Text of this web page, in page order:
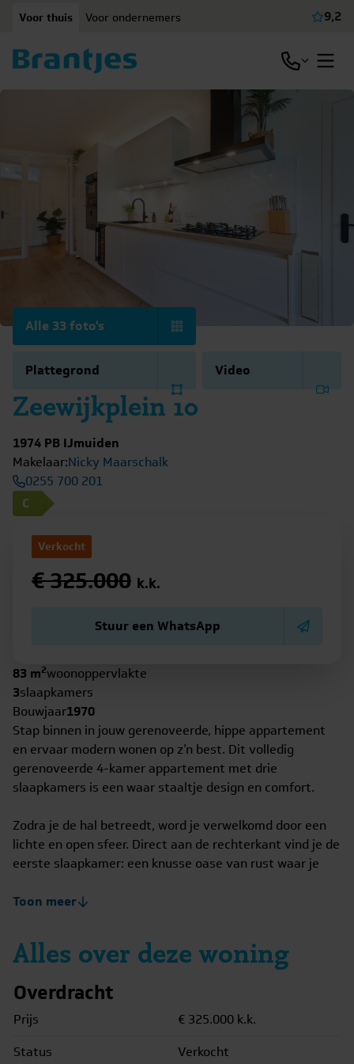
Voor thuis Voor ondernemers 9,2
Open /
Zeewijkplein 10
1974 PB IJmuiden
Makelaar:Nicky Maarschalk
0255 700 201
C
Alle 33 foto's
Plattegrond Video
Verkocht
€ 325.000 k.k.
Stuur een WhatsApp
83 m2woonoppervlakte
3slaapkamers
Bouwjaar1970
Stap binnen in jouw gerenoveerde, hippe appartement
en ervaar modern wonen op z’n best. Dit volledig
gerenoveerde 4-kamer appartement met drie
slaapkamers is een waar staaltje design en comfort.
Zodra je de hal betreedt, word je verwelkomd door een
lichte en open sfeer. Direct aan de rechterkant vind je de
eerste slaapkamer: een knusse oase van rust waar je
daarnaast de tweede slaapkamer, die een perfecte
de hal leidt een prachtige glazen deur naar de ruime
woonkamer, waarin veel natuurlijk licht binnenstroomt
de woonkamer betreed je de derde slaapkamer, die
grenst aan het heerlijke balkon en je uitnodigt om te
Toon meer
Alles over deze woning
Overdracht
Prijs € 325.000 k.k.
Status
Verkocht